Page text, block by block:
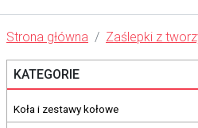
Strona główna Zaślepki z
KATEGORIE
Koła i zestawy kołowe